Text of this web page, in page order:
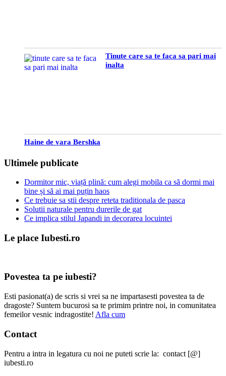
Tinute care sa te faca sa pari mai
inalta
Haine de vara Bershka
Ultimele publicate
Dormitor mic, viață plină: cum alegi mobila ca să dormi mai
bine și să ai mai puțin haos
Ce trebuie sa stii despre reteta traditionala de pasca
Solutii naturale pentru durerile de gat
Ce implica stilul Japandi in decorarea locuintei
Le place Iubesti.ro
Povestea ta pe iubesti?
Esti pasionat(a) de scris si vrei sa ne impartasesti povestea ta de
dragoste? Suntem bucurosi sa te primim printre noi, in comunitatea
femeilor vesnic indragostite! Afla cum
Contact
Pentru a intra in legatura cu noi ne puteti scrie la: contact [@]
iubesti.ro